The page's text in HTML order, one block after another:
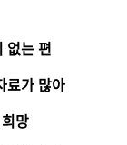
없는 편
료가 많아
망